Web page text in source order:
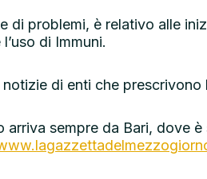
di problemi, è relativo alle
di Immuni.
di enti che prescrivono
arriva sempre da Bari, dove